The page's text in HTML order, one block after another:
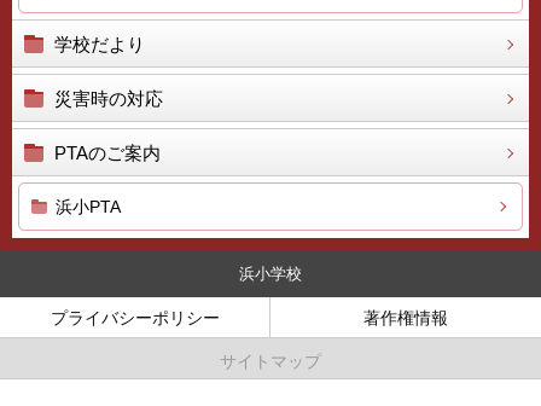
学校だより
災害時の対応
PTAのご案内
浜小PTA
浜小学校
プライバシーポリシー 著作権情報
サイトマップ